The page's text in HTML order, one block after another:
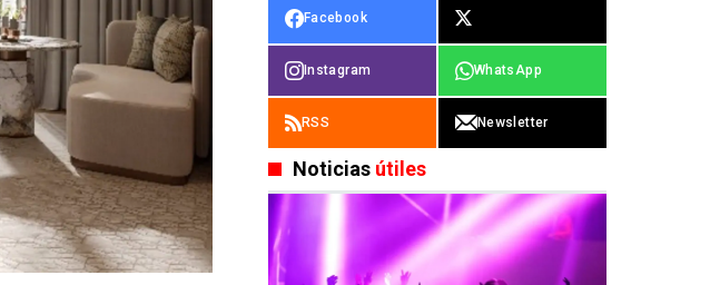
Facebook
Instagram WhatsApp
RSS Newsletter
Noticias útiles